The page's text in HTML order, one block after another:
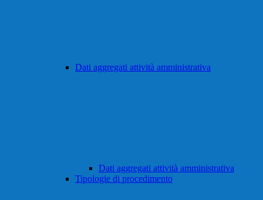
Dati aggregati attività amministrativa
Dati aggregati attività amministrativa
Tipologie di procedimento